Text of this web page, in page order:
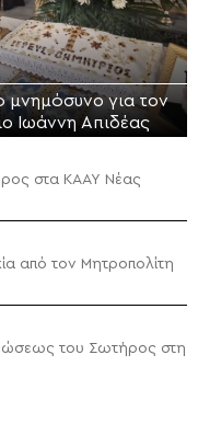
μνημόσυνο για τον
Ιωάννη Απιδέας
στα ΚΑΑΥ Νέας
από τον Μητροπολίτη
του Σωτήρος στη